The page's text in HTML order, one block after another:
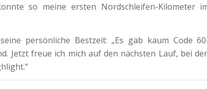
so meine ersten Nordschleifen-Kilometer
persönliche Bestzeit: „Es gab kaum Code
Jetzt freue ich mich auf den nächsten Lauf, bei